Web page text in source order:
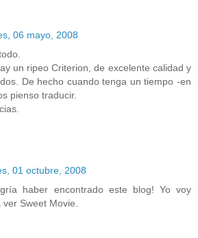
06 mayo, 2008
un ripeo Criterion, de excelente calidad y
De hecho cuando tenga un tiempo -en
pienso traducir.
01 octubre, 2008
haber encontrado este blog! Yo voy
Sweet Movie.